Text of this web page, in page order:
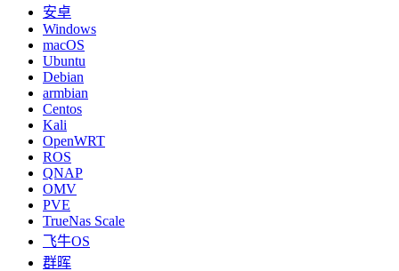
安卓
Windows
macOS
Ubuntu
Debian
armbian
Centos
Kali
OpenWRT
ROS
QNAP
OMV
PVE
TrueNas Scale
飞牛OS
群晖